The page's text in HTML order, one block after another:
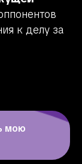
к делу за
мою